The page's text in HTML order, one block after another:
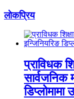
लाेकप्रिय
प्राविधक
सार्वजनिक
डिप्लोमामा